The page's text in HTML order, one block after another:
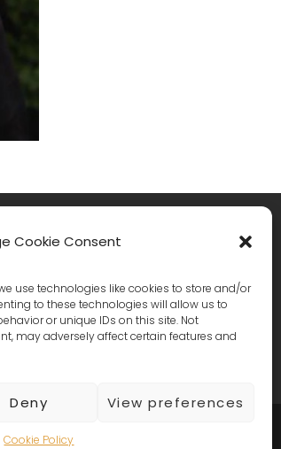
Cookie Consent
use technologies like cookies to store and/or
to these technologies will allow us to
or unique IDs on this site. Not
may adversely affect certain features and
Deny View preferences
Cookie Policy